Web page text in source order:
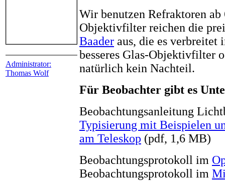
Administrator:
Thomas Wolf
Wir benutzen Refraktoren
Objektivfilter reichen die
Baader aus, die es verbreitet
besseres Glas-Objektivfilter
natürlich kein Nachteil.
Für Beobachter gibt es
Beobachtungsanleitung
Typisierung mit Beispielen
am Teleskop (pdf, 1,6 MB)
Beobachtungsprotokoll im
Beobachtungsprotokoll im